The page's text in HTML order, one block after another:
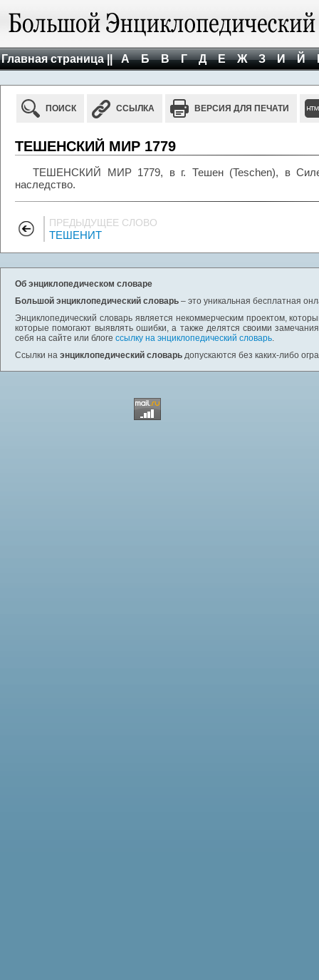
Главная страница || А Б В Г Д Е Ж З И Й
ПОИСК ССЫЛКА ВЕРСИЯ ДЛЯ ПЕЧАТИ
ТЕШЕНСКИЙ МИР 1779
ТЕШЕНСКИЙ МИР 1779, в г. Тешен (Teschen), в
наследство.
ПРЕДЫДУЩЕЕ СЛОВО
ТЕШЕНИТ
Об энциклопедическом словаре
Большой энциклопедический словарь – это уникальная бесплатная
Энциклопедический словарь является некоммерческим проектом,
которые помогают выявлять ошибки, а также делятся своими
себя на сайте или блоге ссылку на энциклопедический словарь.
Ссылки на энциклопедический словарь допускаются без каких-либо